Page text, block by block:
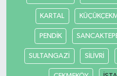
KARTAL
PENDİK
SULTANGAZİ SİLİVRİ